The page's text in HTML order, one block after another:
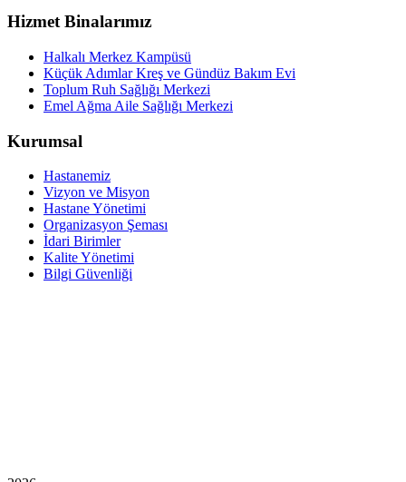
Hizmet Binalarımız
Halkalı Merkez Kampüsü
Küçük Adımlar Kreş ve Gündüz Bakım Evi
Toplum Ruh Sağlığı Merkezi
Emel Ağma Aile Sağlığı Merkezi
Kurumsal
Hastanemiz
Vizyon ve Misyon
Hastane Yönetimi
Organizasyon Şeması
İdari Birimler
Kalite Yönetimi
Bilgi Güvenliği